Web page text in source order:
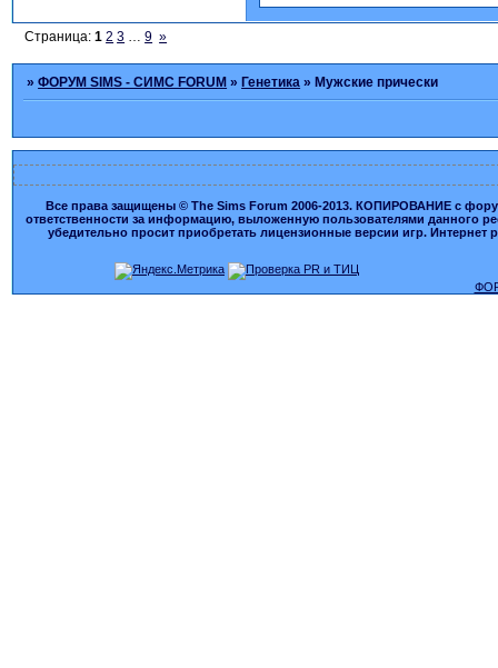
Страница:1 2 3 9 »
»ФОРУМ SIMS - СИМС FORUM » Генетика » Мужские прически
Все права защищены © The Sims Forum 2006-2013. КОПИРОВАНИЕ с
ответственности за информацию, выложенную пользователями данного
убедительно просит приобретать лицензионные версии игр.